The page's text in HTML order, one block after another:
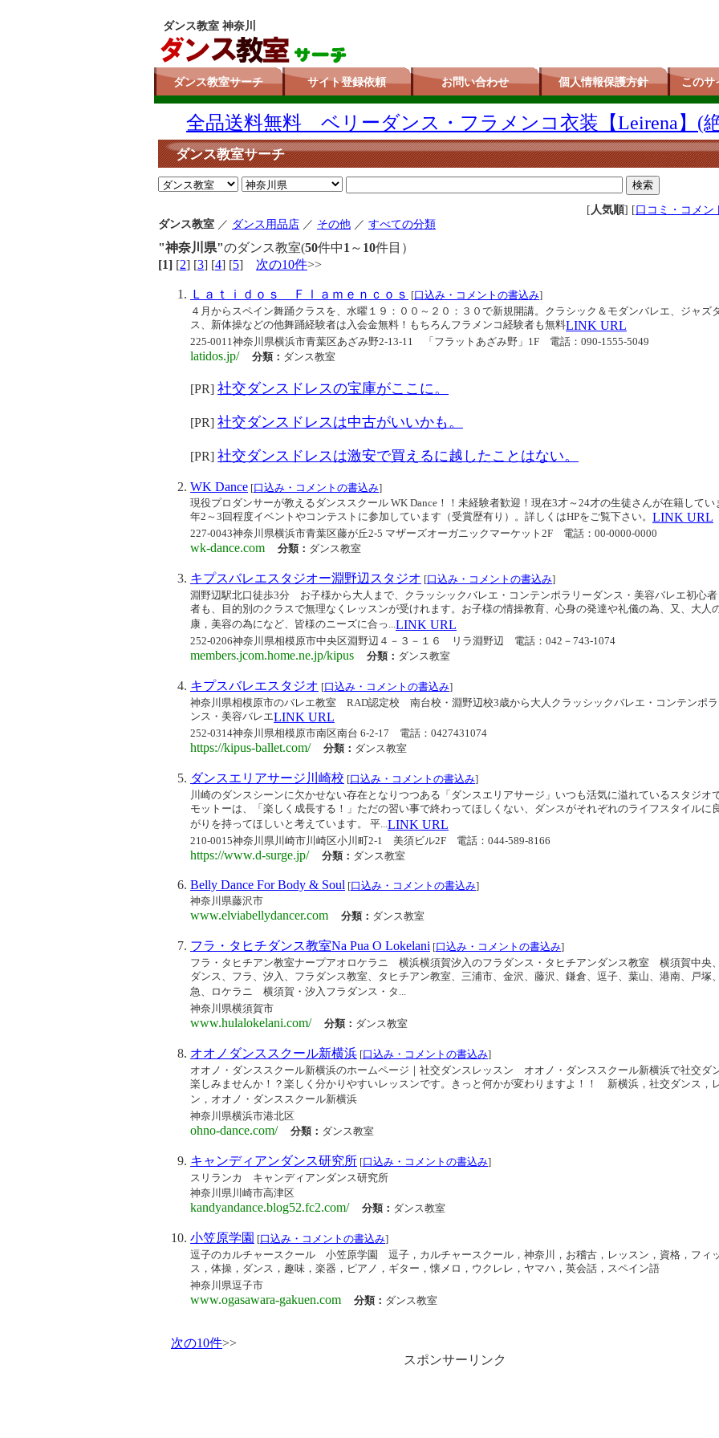
ダンス教室 神奈川
ダンス教室サーチ サイト登録依頼 お問い合わせ 個人情報保護方針 このサ
全品送料無料 ベリーダンス・フラメンコ衣装【Leirena】(
ダンス教室サーチ
[ 人気順] [ 口コミ・コメン
ダンス教室 ／ ダンス用品店 ／ その他 ／ すべての分類
"神奈川県"のダンス教室(50件中1 ～ 10件目）
[1] [2] [3] [4] [5] 次の10件>>
Ｌａｔｉｄｏｓ Ｆｌａｍｅｎｃｏｓ [口込み・コメントの書込み]
４月からスペイン舞踊クラスを、水曜１９：００～２０：３０で新規開講。クラシック＆モダンバレエ、ジャズ
ス、新体操などの他舞踊経験者は入会金無料！もちろんフラメンコ経験者も無料LINK URL
225-0011神奈川県横浜市青葉区あざみ野2-13-11 「フラットあざみ野」1F 電話：090-1555-5049
latidos.jp/ 分類： ダンス教室
[PR] 社交ダンスドレスの宝庫がここに。
[PR] 社交ダンスドレスは中古がいいかも。
[PR] 社交ダンスドレスは激安で買えるに越したことはない。
WK Dance [口込み・コメントの書込み]
現役プロダンサーが教えるダンススクール WK Dance！！未経験者歓迎！現在3才～24才の生徒さんが在籍してい
年2～3回程度イベントやコンテストに参加しています（受賞歴有り）。詳しくはHPをご覧下さい。 LINK URL
227-0043神奈川県横浜市青葉区藤が丘2-5 マザーズオーガニックマーケット2F 電話：00-0000-0000
wk-dance.com 分類： ダンス教室
キプスバレエスタジオー淵野辺スタジオ [口込み・コメントの書込み]
淵野辺駅北口徒歩3分 お子様から大人まで、クラッシックバレエ・コンテンポラリーダンス・美容バレエ初心
者も、目的別のクラスで無理なくレッスンが受けれます。お子様の情操教育、心身の発達や礼儀の為、又、大人
康，美容の為になど、皆様のニーズに合っ...LINK URL
252-0206神奈川県相模原市中央区淵野辺４－３－１６ リラ淵野辺 電話：042－743-1074
members.jcom.home.ne.jp/kipus 分類： ダンス教室
キプスバレエスタジオ [口込み・コメントの書込み]
神奈川県相模原市のバレエ教室 RAD認定校 南台校・淵野辺校3歳から大人クラッシックバレエ・コンテンポ
ンス・美容バレエLINK URL
252-0314神奈川県相模原市南区南台 6-2-17 電話：0427431074
https://kipus-ballet.com/ 分類： ダンス教室
ダンスエリアサージ川崎校 [口込み・コメントの書込み]
川崎のダンスシーンに欠かせない存在となりつつある「ダンスエリアサージ」いつも活気に溢れているスタジオで
モットーは、「楽しく成長する！」ただの習い事で終わってほしくない、ダンスがそれぞれのライフスタイルに
がりを持ってほしいと考えています。 平...LINK URL
210-0015神奈川県川崎市川崎区小川町2-1 美須ビル2F 電話：044-589-8166
https://www.d-surge.jp/ 分類： ダンス教室
Belly Dance For Body & Soul [口込み・コメントの書込み]
神奈川県藤沢市
www.elviabellydancer.com 分類： ダンス教室
フラ・タヒチダンス教室Na Pua O Lokelani [口込み・コメントの書込み]
フラ・タヒチアン教室ナープアオロケラニ 横浜横須賀汐入のフラダンス・タヒチアンダンス教室 横須賀中央
ダンス、フラ、汐入、フラダンス教室、タヒチアン教室、三浦市、金沢、藤沢、鎌倉、逗子、葉山、港南、戸塚
急、ロケラニ 横須賀・汐入フラダンス・タ...
神奈川県横須賀市
www.hulalokelani.com/ 分類： ダンス教室
オオノダンススクール新横浜 [口込み・コメントの書込み]
オオノ・ダンススクール新横浜のホームページ｜社交ダンスレッスン オオノ・ダンススクール新横浜で社交ダ
楽しみませんか！？楽しく分かりやすいレッスンです。きっと何かが変わりますよ！！ 新横浜，社交ダンス，
ン，オオノ・ダンススクール新横浜
神奈川県横浜市港北区
ohno-dance.com/ 分類： ダンス教室
キャンディアンダンス研究所 [口込み・コメントの書込み]
スリランカ キャンディアンダンス研究所
神奈川県川崎市高津区
kandyandance.blog52.fc2.com/ 分類： ダンス教室
小笠原学園 [口込み・コメントの書込み]
逗子のカルチャースクール 小笠原学園 逗子，カルチャースクール，神奈川，お稽古，レッスン，資格，フィ
ス，体操，ダンス，趣味，楽器，ピアノ，ギター，懐メロ，ウクレレ，ヤマハ，英会話，スペイン語
神奈川県逗子市
www.ogasawara-gakuen.com 分類： ダンス教室
次の10件>>
スポンサーリンク